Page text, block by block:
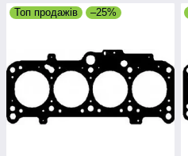
Топ продажів –25%